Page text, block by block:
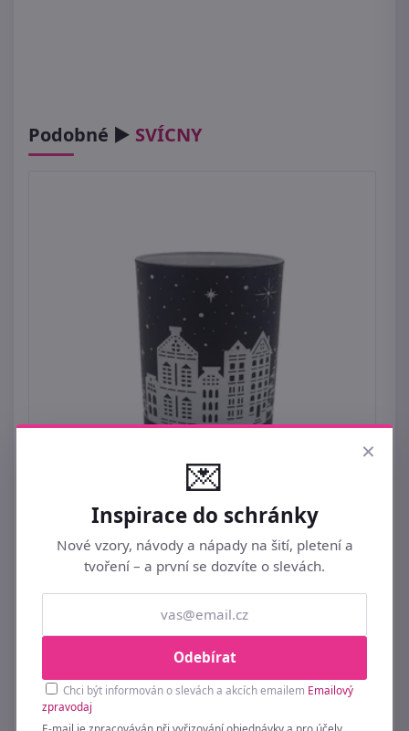
Podobné ► SVÍCNY
Dekorační svícen S0481/2 - 10 cm
109 Kč
×
💌
Inspirace do schránky
Nové vzory, návody a nápady na šití, pletení a
tvoření – a první se dozvíte o slevách.
Odebírat
Chci být informován o slevách a akcích emailem Emailový
zpravodaj
E-mail je zpracováván při vyřizování objednávky a pro účely